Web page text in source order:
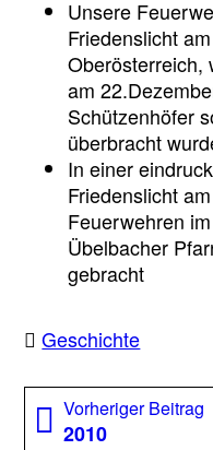
Unsere
Friedenslicht
Oberösterreich,
am
Schützenhöfer
überbracht
In einer
Friedenslicht
Feuerwehren
Übelbacher
gebracht
Geschichte
Vorheriger Beitrag
2010